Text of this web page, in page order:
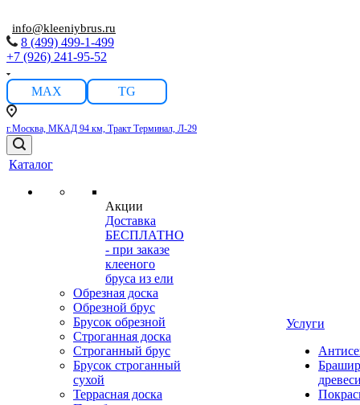
info@kleeniybrus.ru
8 (499) 499-1-499
+7 (926) 241-95-52
MAX TG
г.Москва, МКАД 94 км, Тракт Терминал, Л-29
Каталог
Акции
Доставка
БЕСПЛАТНО
- при заказе
клееного
бруса из ели
Обрезная доска
Обрезной брус
Брусок обрезной
Строганная доска
Строганный брус
Брусок строганный
сухой
Террасная доска
Услуги